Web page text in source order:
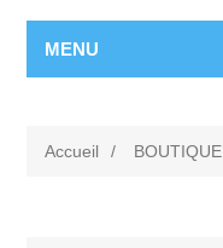
MENU
Accueil / BOUTIQUE